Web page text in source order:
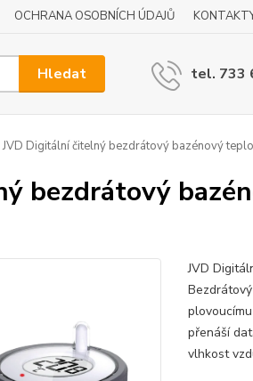
OCHRANA OSOBNÍCH ÚDAJŮ
Hledat tel. 733
JVD Digitální čitelný bezdrátový bazénový
bezdrátový
JVD
přenáší
vlhkost